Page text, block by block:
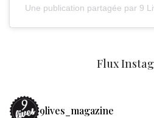
Une publication partagée par 9
Flux
9lives_magazine